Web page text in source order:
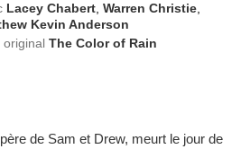
Lacey Chabert ,Warren Christie
Kevin Anderson
originalThe Color of Rain
de Sam et Drew, meurt le jour de